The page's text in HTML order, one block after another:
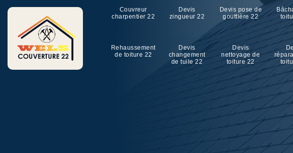
Couvreur
charpentier 22
Devis
zingueur 22
Devis pose de
gouttière 22
Rehaussement
de toiture 22
Devis
changement
de tuile 22
Devis
nettoyage de
toiture 22